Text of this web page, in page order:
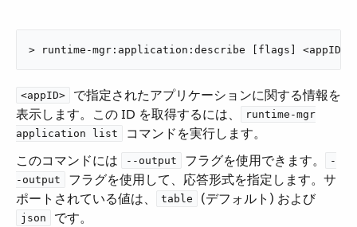
> runtime-mgr:application:describe [flags] <appID>
<appID>
​ で指定されたアプリケーションに関する情報を
表示します。この ID を取得するには、​
runtime-mgr
application list
​ コマンドを実行します。
このコマンドには ​
--output ​ フラグを使用できます。​
-
-output
​ フラグを使用して、応答形式を指定します。サ
ポートされている値は、​
table ​ (デフォルト) および ​
json
​ です。